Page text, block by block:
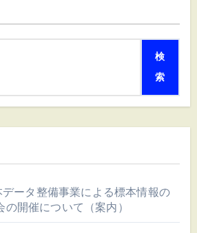
検
索
ータ整備事業による標本情報の
開催について（案内）